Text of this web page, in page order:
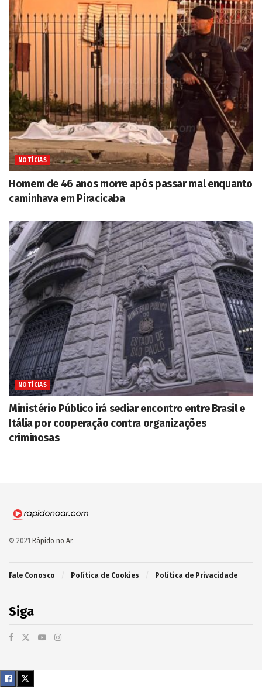
NOTÍCIAS
Homem de 46 anos morre após passar mal enquanto
caminhava em Piracicaba
NOTÍCIAS
Ministério Público irá sediar encontro entre Brasil e
Itália por cooperação contra organizações
criminosas
© 2021 Rápido no Ar.
Fale Conosco Política de Cookies Política de Privacidade
Siga